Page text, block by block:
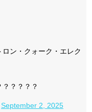
ン・クォーク・エレク
？？？？
September 2, 2025